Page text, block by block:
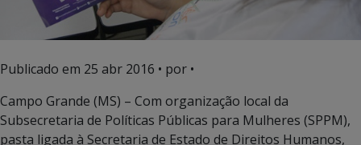
Publicado em 25 abr 2016 • por •
Campo Grande (MS) – Com organização local da
Subsecretaria de Políticas Públicas para Mulheres (SPPM),
pasta ligada à Secretaria de Estado de Direitos Humanos,